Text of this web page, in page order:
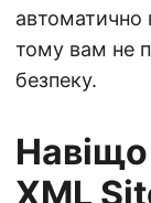
автоматично
тому вам не
безпеку.
XML